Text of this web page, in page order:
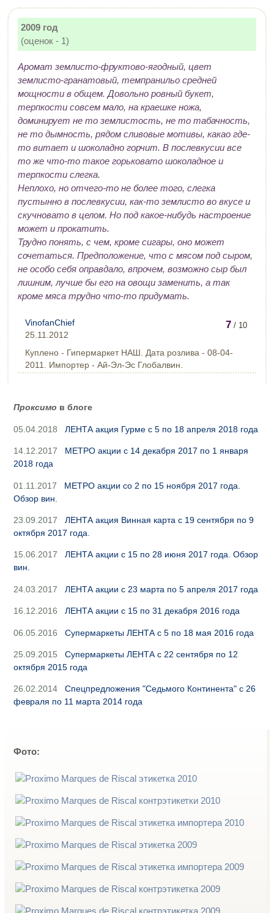
2009 год
(оценок - 1)
Аромат землисто-фруктово-ягодный, цвет
землисто-гранатовый, темпранильо средней
мощности в общем. Довольно ровный букет,
терпкости совсем мало, на краешке ножа,
доминирует не то землистость, не то табачность,
не то дымность, рядом сливовые мотивы, какао где-
то витает и шоколадно горчит. В послевкусии все
то же что-то такое горьковато шоколадное и
терпкости слегка.
Неплохо, но отчего-то не более того, слегка
пустынно в послевкусии, как-то землисто во вкусе и
скучновато в целом. Но под какое-нибудь настроение
может и прокатить.
Трудно понять, с чем, кроме сигары, оно может
сочетаться. Предположение, что с мясом под сыром,
не особо себя оправдало, впрочем, возможно сыр был
лишним, лучше бы его на овощи заменить, а так
кроме мяса трудно что-то придумать.
7 / 10
VinofanChief
25.11.2012
Куплено - Гипермаркет НАШ. Дата розлива - 08-04-
2011. Импортер - Ай-Эл-Эс Глобалвин.
Проксимо в блоге
05.04.2018 ЛЕНТА акция Гурме с 5 по 18 апреля 2018 года
14.12.2017
МЕТРО акции с 14 декабря 2017 по 1 января
2018 года
01.11.2017
МЕТРО акции со 2 по 15 ноября 2017 года.
Обзор вин.
23.09.2017
ЛЕНТА акция Винная карта с 19 сентября по 9
октября 2017 года.
15.06.2017
ЛЕНТА акции с 15 по 28 июня 2017 года. Обзор
вин.
24.03.2017 ЛЕНТА акции с 23 марта по 5 апреля 2017 года
16.12.2016 ЛЕНТА акции с 15 по 31 декабря 2016 года
06.05.2016 Супермаркеты ЛЕНТА с 5 по 18 мая 2016 года
25.09.2015
Супермаркеты ЛЕНТА с 22 сентября по 12
октября 2015 года
26.02.2014
Спецпредложения "Седьмого Континента" с 26
февраля по 11 марта 2014 года
Фото: